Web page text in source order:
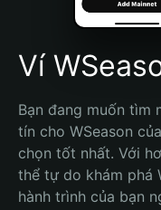
Español (Argentina)
Ví
Bạn đang muốn tìm
tín cho WSeason
chọn tốt nhất. Với
thể tự do khám phá
hành trình của bạn